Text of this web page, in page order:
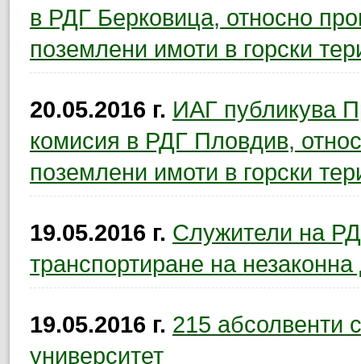
в РДГ Берковица, относно
поземлени имоти в горски
20.05.2016 г. ИАГ публикува
комисия в РДГ Пловдив,
поземлени имоти в горски
19.05.2016 г. Служители на
транспортиране на
19.05.2016 г. 215 абсолвенти
университет